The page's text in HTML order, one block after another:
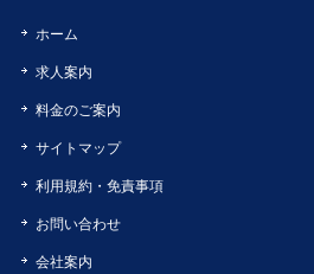
ホーム
求人案内
料金のご案内
サイトマップ
利用規約・免責事項
お問い合わせ
会社案内